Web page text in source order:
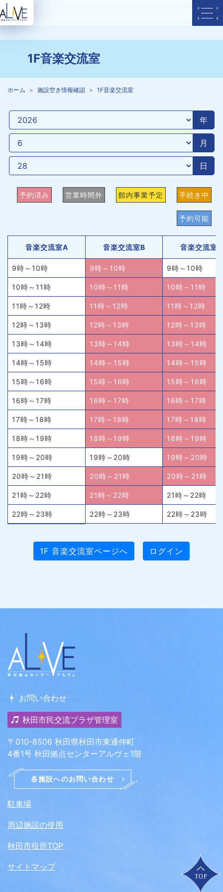
1F音楽交流室
ホーム 施設空き情報確認 1F音楽交流室
年
月
日
予約済み 営業時間外 館内事業予定 手続き中
予約可能
音楽交流室A 音楽交流室B 音楽交流室C
9時～10時 9時～10時 9時～10時
10時～11時 10時～11時 10時～11時
11時～12時 11時～12時 11時～12時
12時～13時 12時～13時 12時～13時
13時～14時 13時～14時 13時～14時
14時～15時 14時～15時 14時～15時
15時～16時 15時～16時 15時～16時
16時～17時 16時～17時 16時～17時
17時～18時 17時～18時 17時～18時
18時～19時 18時～19時 18時～19時
19時～20時 19時～20時 19時～20時
20時～21時 20時～21時 20時～21時
21時～22時 21時～22時 21時～22時
22時～23時 22時～23時 22時～23時
1F 音楽交流室ページへ ログイン
お問い合わせ
秋田市民交流プラザ管理室
〒010-8506 秋田県秋田市東通仲町
4番1号 秋田拠点センターアルヴェ1階
駐車場
周辺施設の使用
秋田市役所TOP
サイトマップ